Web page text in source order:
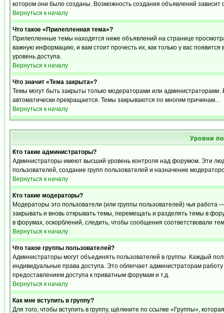
котором они было созданы. Возможность создания объявлений
Вернуться к началу
Что такое «Прилепленная тема»?
Прилепленные темы находятся ниже объявлений на странице
важную информацию, и вам стоит прочесть их, как только у вас
уровень доступа.
Вернуться к началу
Что значит «Тема закрыта»?
Темы могут быть закрыты только модераторами или
автоматически прекращается. Темы закрываются по многим причинам...
Вернуться к началу
Уровни
Кто такие администраторы?
Администраторы имеют высший уровень контроля над форумом. Эти
пользователей, создание групп пользователей и назначение
Вернуться к началу
Кто такие модераторы?
Модераторы это пользователи (или группы пользователей) чья
закрывать и вновь открывать темы, перемещать и разделять темы в
в форумах, оскорблений, следить, чтобы сообщения соответствовали
Вернуться к началу
Что такое группы пользователей?
Администраторы могут объединять пользователей в группы. Каждый
индивидуальные права доступа. Это облегчает администраторам
предоставлением доступа к приватным форумам и т.д.
Вернуться к началу
Как мне вступить в группу?
Для того, чтобы вступить в группу, щёлкните по ссылке «Группы»,